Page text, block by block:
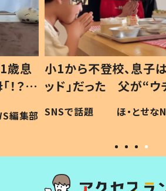
歳息
？」
編集部
小1から不登校、息子
ッド」だった 父が“ウ
作り続ける理由とは #
#令和の子
SNSで話題 ほ・とせ